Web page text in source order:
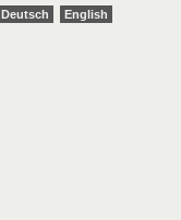
Deutsch English